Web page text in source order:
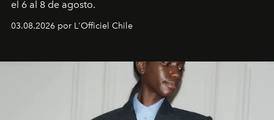
el 6 al 8 de agosto.
03.08.2026 por L'Officiel Chile